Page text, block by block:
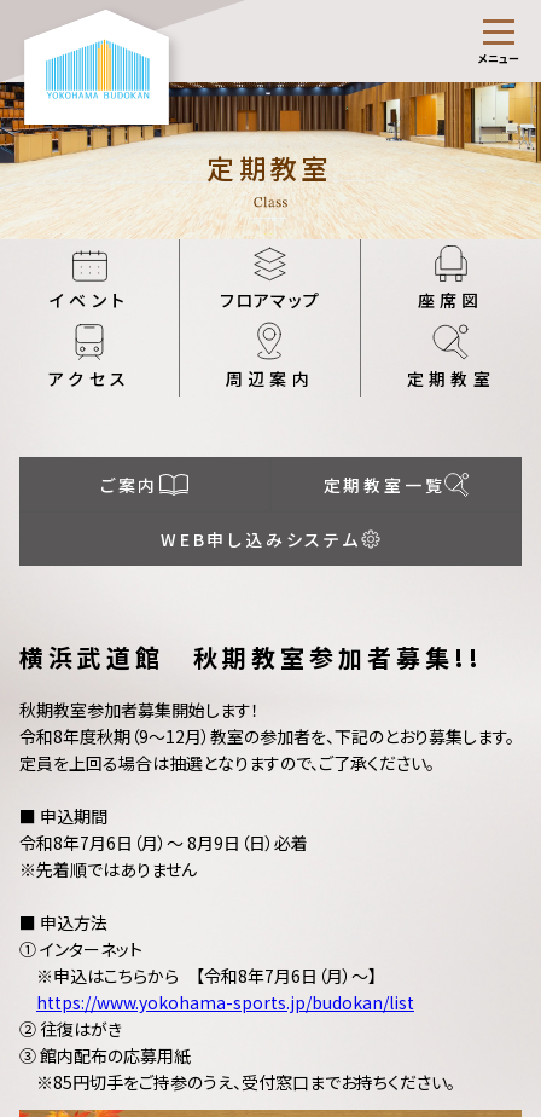
メニュー
定期教室
イベント フロアマップ 座席図
アクセス 周辺案内 定期教室
ご案内 定期教室一覧
WEB申し込みシステム
横浜武道館 秋期教室参加者募集!!
秋期教室参加者募集開始します！
令和8年度秋期（9～12月）教室の参加者を、下記のとおり募集します。
定員を上回る場合は抽選となりますので、ご了承ください。
■ 申込期間
令和8年7月6日（月）～ 8月9日（日）必着
※先着順ではありません
■ 申込方法
① インターネット
※申込はこちらから 【令和8年7月6日（月）～】
https://www.yokohama-sports.jp/budokan/list
② 往復はがき
③ 館内配布の応募用紙
※85円切手をご持参のうえ、受付窓口までお持ちください。